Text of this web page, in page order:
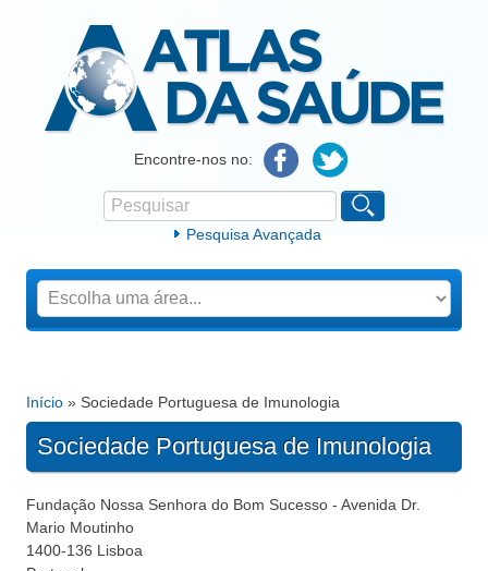
Atlas da SaúdeEncontre-nos no:
Formulário de procura
Pesquisar
Pesquisa Avançada
Está aqui
Início » Sociedade Portuguesa de Imunologia
Sociedade Portuguesa de Imunologia
Fundação Nossa Senhora do Bom Sucesso - Avenida Dr.
Mario Moutinho
1400-136 Lisboa